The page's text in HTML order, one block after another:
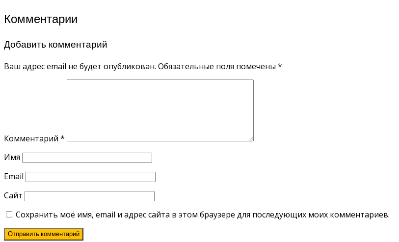
Комментарии
Добавить комментарий
Ваш адрес email не будет опубликован. Обязательные поля помечены *
Комментарий *
Имя
Email
Сайт
Сохранить моё имя, email и адрес сайта в этом браузере для последующих моих комментариев.